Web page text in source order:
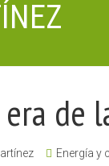
de
Energía y